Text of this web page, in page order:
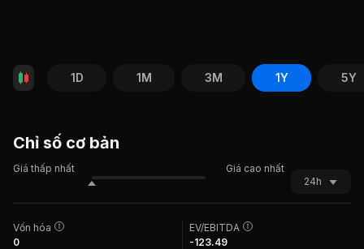
1D 1M 3M 1Y 5Y
Chỉ số cơ bản
Giá thấp nhất
Giá cao nhất
24h
Vốn hóa
0
EV/EBITDA
-123.49